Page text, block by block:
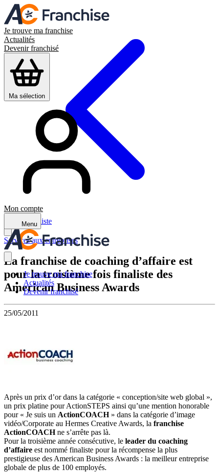
Je trouve ma franchise
Actualités
Devenir franchisé
Ma sélection
Mon compte
Menu
Je trouve ma franchise
Actualités
Devenir franchisé
Retour à la liste
Services aux entreprises
La franchise de coaching d’affaire est
pour la troisième fois finaliste des
American Business Awards
25/05/2011
Après un prix d’or dans la catégorie « conception/site web global »,
un prix platine pour ActionSTEPS ainsi qu’une mention honorable
pour « Je suis un ActionCOACH » dans la catégorie d’image
vidéo/Corporate au Hermes Creative Awards, la franchise
ActionCOACHne s’arrête pas là.
Pour la troisième année consécutive, le leader du coaching
d’affaire est nommé finaliste pour la récompense la plus
prestigieuse des American Business Awards : la meilleur entreprise
globale de plus de 100 employés.